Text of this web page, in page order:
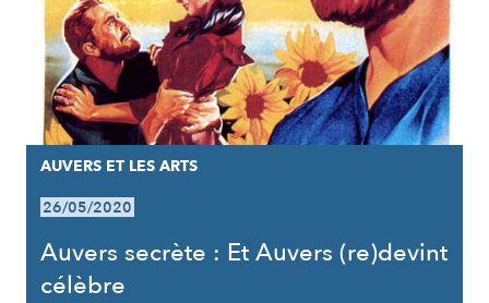
AUVERS ET LES ARTS
26/05/2020
Auvers secrète : Et Auvers (re)devint
célèbre